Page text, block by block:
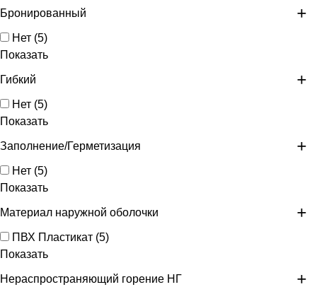
Бронированный
Нет (5)
Показать
Гибкий
Нет (5)
Показать
Заполнение/Герметизация
Нет (5)
Показать
Материал наружной оболочки
ПВХ Пластикат (5)
Показать
Нераспространяющий горение НГ